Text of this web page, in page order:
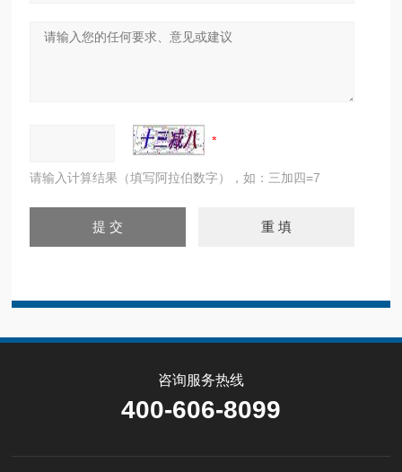
请输入计算结果（填写阿拉伯数字），如：三加四=7
咨询服务热线
400-606-8099